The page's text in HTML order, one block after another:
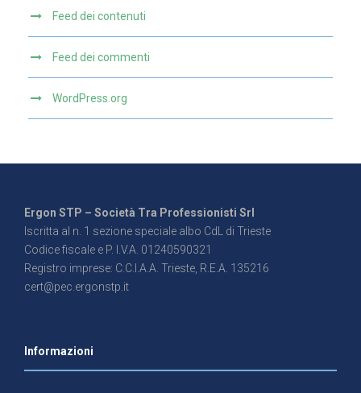
Feed dei contenuti
Feed dei commenti
WordPress.org
Ergon STP – Società Tra Professionisti Srl
Iscritta al n. 1 sezione speciale albo CdL di Trieste
Codice fiscale e P. I.V.A. 01240590321
Registro imprese: C.C.I.A.A. Trieste, R.E.A. 135216
cert@pec.ergonstp.it
Informazioni